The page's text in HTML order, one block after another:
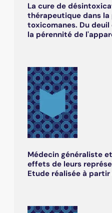
La cure de
thérapeutique dans la
toxicomanes. Du
la pérennité de
Médecin généraliste
effets de leurs
Etude réalisée à partir